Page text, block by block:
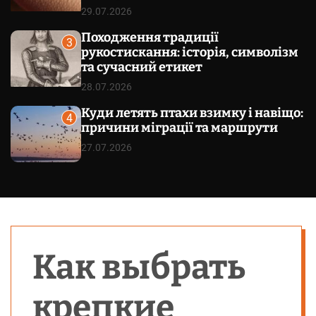
29.07.2026
3
Походження традиції
рукостискання: історія, символізм
та сучасний етикет
28.07.2026
4
Куди летять птахи взимку і навіщо:
причини міграції та маршрути
27.07.2026
Как выбрать
крепкие